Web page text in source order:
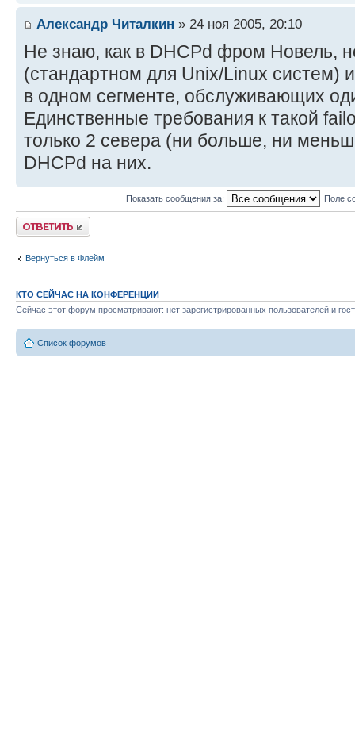
Александр Читалкин » 24 ноя 2005, 20:10
Не знаю, как в DHCPd фром Новель,
(стандартном для Unix/Linux систем)
в одном сегменте, обслуживающих
Единственные требования к такой
только 2 севера (ни больше, ни
DHCPd на них.
Показать сообщения за: Поле
Ответить
Вернуться в Флейм
КТО СЕЙЧАС НА КОНФЕРЕНЦИИ
Сейчас этот форум просматривают: нет зарегистрированных пользователей и
Список форумов